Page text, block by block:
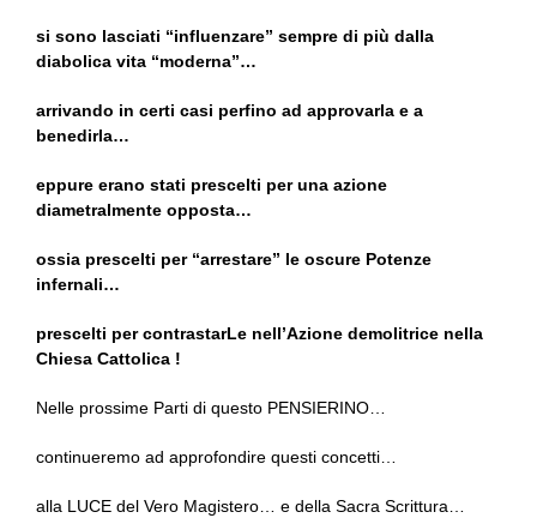
si sono lasciati “influenzare” sempre di più dalla
diabolica vita “moderna”…
arrivando in certi casi perfino ad approvarla e a
benedirla…
eppure erano stati prescelti per una azione
diametralmente opposta…
ossia prescelti per “arrestare” le oscure Potenze
infernali…
prescelti per contrastarLe nell’Azione demolitrice nella
Chiesa Cattolica !
Nelle prossime Parti di questo PENSIERINO…
continueremo ad approfondire questi concetti…
alla LUCE del Vero Magistero… e della Sacra Scrittura…